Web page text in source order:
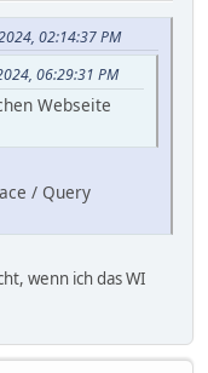
02:14:37 PM
06:29:31 PM
Webseite
/ Query
wenn ich das WI